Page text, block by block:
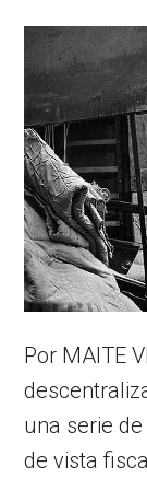
Por MAITE
una serie
de vista